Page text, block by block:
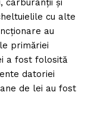
carburanţii şi
cu alte
au
primăriei
a fost folosită
datoriei
de lei au fost